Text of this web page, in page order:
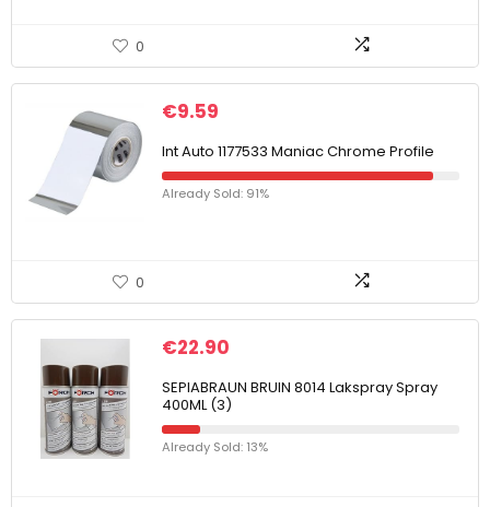
0
€9.59
Int Auto 1177533 Maniac Chrome Profile
Already Sold: 91%
0
€22.90
SEPIABRAUN BRUIN 8014 Lakspray Spray
400ML (3)
Already Sold: 13%